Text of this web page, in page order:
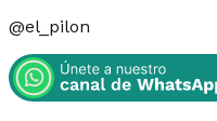
@el_pilon